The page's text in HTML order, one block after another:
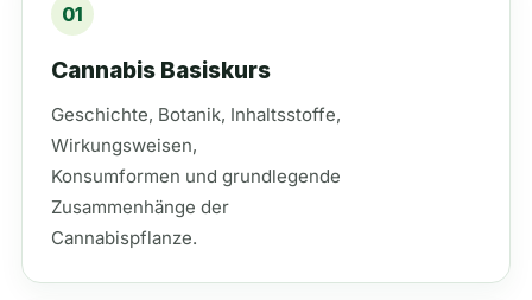
01
Cannabis Basiskurs
Geschichte, Botanik, Inhaltsstoffe,
Wirkungsweisen,
Konsumformen und grundlegende
Zusammenhänge der
Cannabispflanze.